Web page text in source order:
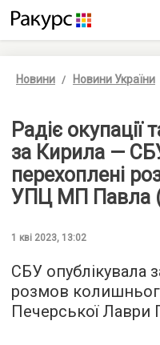
Новини Новини України
Радіє окупації
за Кирила —
перехоплені
УПЦ МП Павла
1 кві 2023, 13:02
СБУ опублікувала
розмов
Печерської Лаври